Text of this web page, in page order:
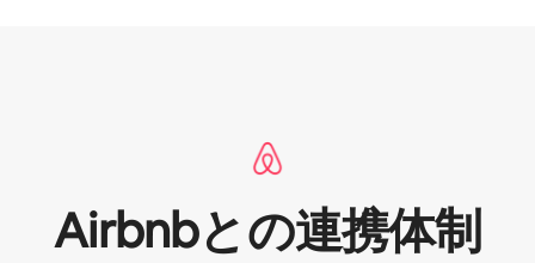
Airbnbとの連携体⁠制